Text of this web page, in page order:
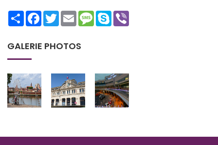
ShareFacebookTwitterEmailMessage
Skype
GALERIE PHOTOS